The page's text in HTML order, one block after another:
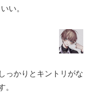
い。
っかりとキントリがな
。